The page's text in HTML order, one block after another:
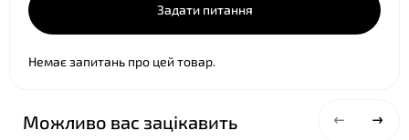
Задати питання
Немає запитань про цей товар.
Можливо вас зацікавить